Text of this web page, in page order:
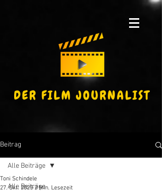
Beitrag
Alle Beiträge
Alle Beiträge
Toni Schindele
27. Okt. 2025 2 Min. Lesezeit